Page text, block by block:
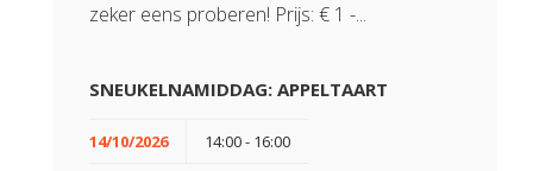
zeker eens proberen! Prijs: € 1 -...
SNEUKELNAMIDDAG: APPELTAART
14/10/2026 14:00 - 16:00